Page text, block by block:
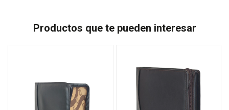
Productos que te pueden interesar